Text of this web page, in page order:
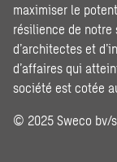
maximiser le
résilience de notre
d’architectes et
d’affaires qui
société est cotée
© 2025 Sweco bv/